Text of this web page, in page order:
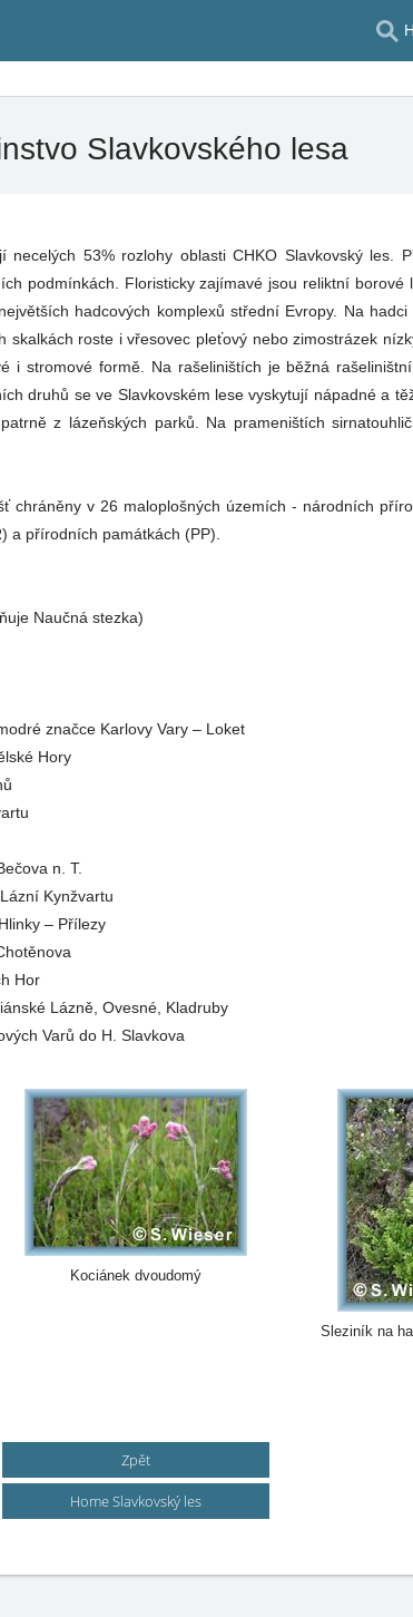
Slavkovského lesa
necelých 53% rozlohy oblasti CHKO Slavkovský les.
podmínkách. Floristicky zajímavé jsou reliktní borové
hadcových komplexů střední Evropy. Na
roste i vřesovec pleťový nebo zimostrázek
i stromové formě. Na rašeliništích je běžná
druhů se ve Slavkovském lese vyskytují nápadné a
z lázeňských parků. Na prameništích
chráněny v 26 maloplošných územích - národních
a přírodních památkách (PP).
Naučná stezka)
značce Karlovy Vary – Loket
Hory
n. T.
Kynžvartu
– Přílezy
Hor
Lázně, Ovesné, Kladruby
Varů do H. Slavkova
Kociánek dvoudomý
Sleziník na
Zpět
Home Slavkovský les